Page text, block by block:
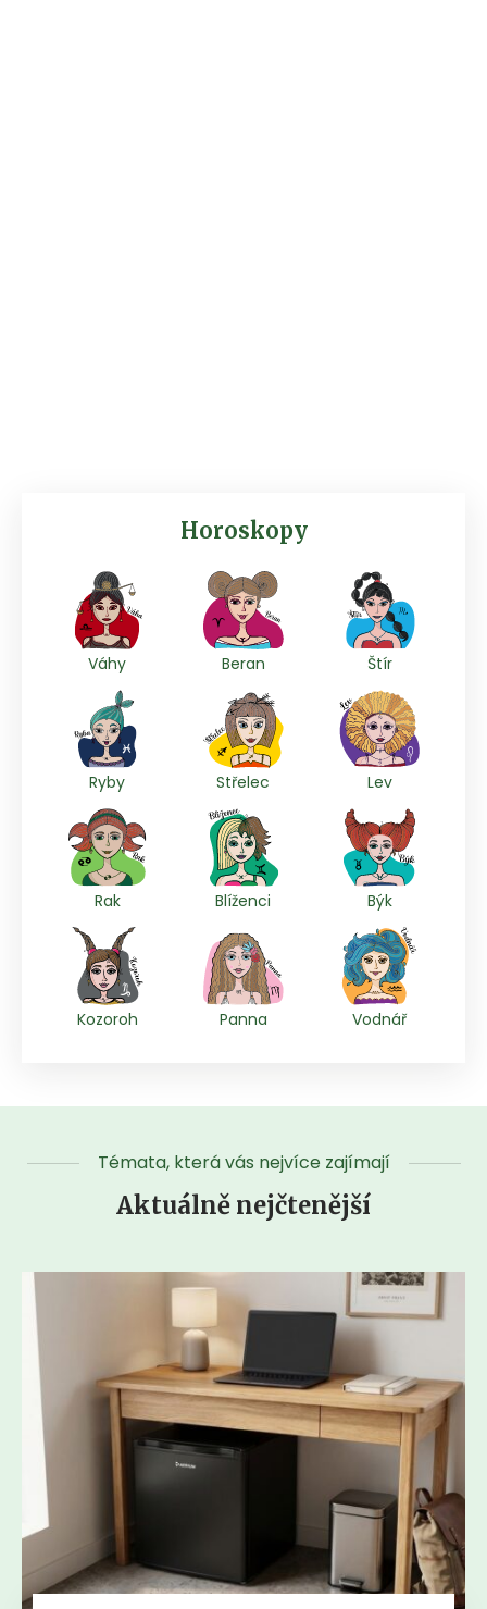
Horoskopy
Váhy Beran Štír
Ryby Střelec Lev
Rak Blíženci Býk
Kozoroh Panna Vodnář
Témata, která vás nejvíce zajímají
Aktuálně nejčtenější